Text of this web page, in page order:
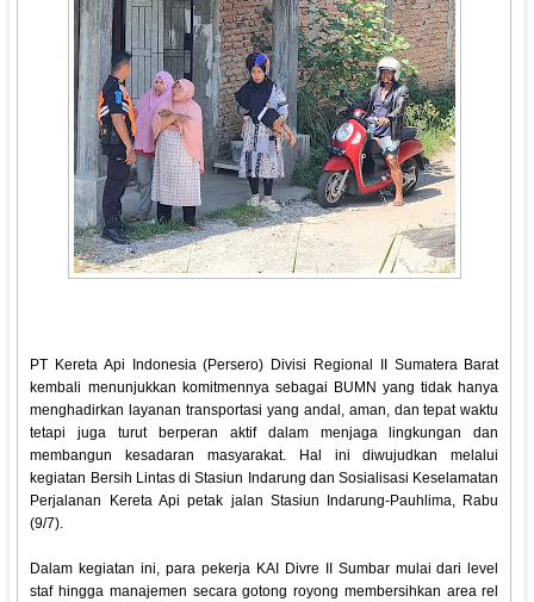
PT Kereta Api Indonesia (Persero) Divisi Regional II Sumatera Barat
kembali menunjukkan komitmennya sebagai BUMN yang tidak hanya
menghadirkan layanan transportasi yang andal, aman, dan tepat waktu
tetapi juga turut berperan aktif dalam menjaga lingkungan dan
membangun kesadaran masyarakat. Hal ini diwujudkan melalui
kegiatan Bersih Lintas di Stasiun Indarung dan Sosialisasi Keselamatan
Perjalanan Kereta Api petak jalan Stasiun Indarung-Pauhlima, Rabu
(9/7).
Dalam kegiatan ini, para pekerja KAI Divre II Sumbar mulai dari level
staf hingga manajemen secara gotong royong membersihkan area rel